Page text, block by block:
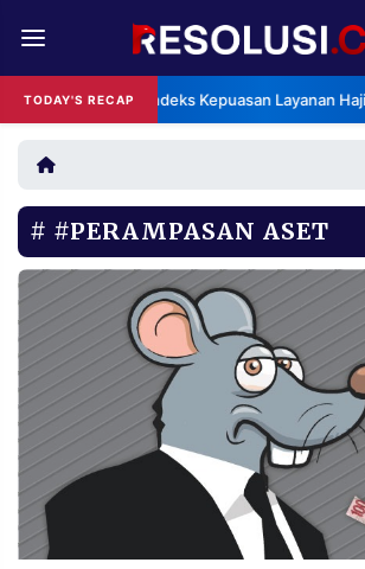
TODAY'S RECAP
BPS: Indeks Kepuasan Layanan Haji
REDAKSI TENTANG
RESOLUSI IKLAN
RUBRIKASI
EDITORIAL AKSARA
FINANSIA PERSONA
DAERAH NASIONAL
MANCA SPORT
INFORMASI
PRIVACY
POLICY
BERITA
WARGA
#PERAMPASAN ASET